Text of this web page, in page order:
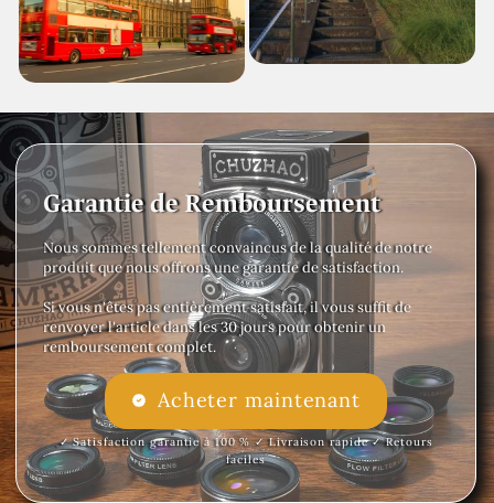
Garantie de Remboursement
Nous sommes tellement convaincus de la qualité de notre
produit que nous offrons une garantie de satisfaction.
Si vous n'êtes pas entièrement satisfait, il vous suffit de
renvoyer l'article dans les 30 jours pour obtenir un
remboursement complet.
Acheter maintenant
✓ Satisfaction garantie à 100 % ✓ Livraison rapide ✓ Retours
faciles